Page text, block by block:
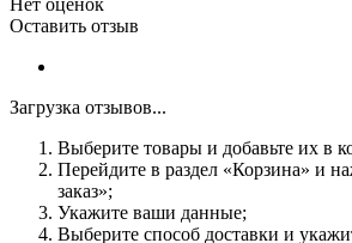
Оставить отзыв
Загрузка отзывов...
Выберите товары и добавьте их в
Перейдите в раздел «Корзина» и
заказ»;
Укажите ваши данные;
Выберите способ доставки и